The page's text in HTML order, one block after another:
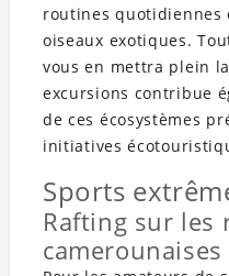
routines quotidiennes
oiseaux exotiques.
vous en mettra plein
excursions contribue
de ces écosystèmes
initiatives
Sports
Rafting sur les
camerounaises